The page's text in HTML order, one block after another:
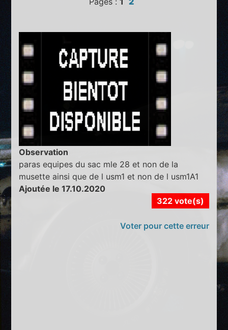
Observation
paras equipes du sac mle 28 et non de la
musette ainsi que de l usm1 et non de l usm1A1
Ajoutée le 17.10.2020
322 vote(s)
Voter pour cette erreur